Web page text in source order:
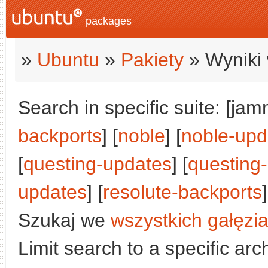
packages
» Ubuntu » Pakiety » Wyniki
Search in specific suite:
backports] [noble] [noble-
[questing-updates] [
updates] [resolute-backports
Szukaj we wszystkich
Limit search to a specific